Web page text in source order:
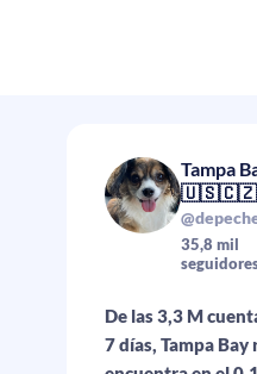
Tampa
35,8 mil
De las 3,3 M
7 días, Tampa